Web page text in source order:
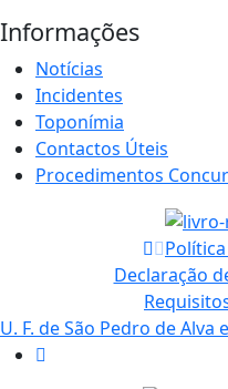
Informações
Notícias
Incidentes
Toponímia
Contactos Úteis
Procedimentos
Declaração
U. F. de São Pedro de Alva